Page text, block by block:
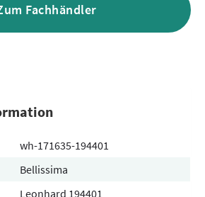
Fachhändler
wh-171635-194401
Bellissima
Leonhard 194401